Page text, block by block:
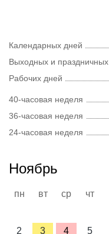
Календарных дней
Выходных и праздничных
Рабочих дней
40-часовая неделя
36-часовая неделя
24-часовая неделя
Ноябрь
пн вт ср чт
2
3 4 5